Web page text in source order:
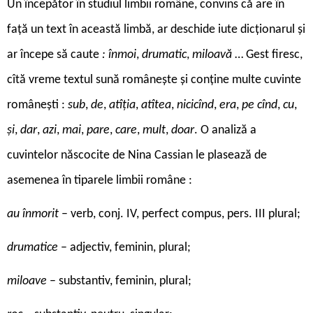
Un începător în studiul limbii române, convins că are în
față un text în această limbă, ar deschide iute dicționarul și
ar începe să caute : înmoi, drumatic, miloavă … Gest firesc,
cîtă vreme textul sună românește și conține multe cuvinte
românești : sub, de, atîția, atîtea, nicicînd, era, pe cînd, cu,
și, dar, azi, mai, pare, care, mult, doar. O analiză a
cuvintelor născocite de Nina Cassian le plasează de
asemenea în tiparele limbii române :
au înmorit – verb, conj. IV, perfect compus, pers. III plural;
drumatice – adjectiv, feminin, plural;
miloave – substantiv, feminin, plural;